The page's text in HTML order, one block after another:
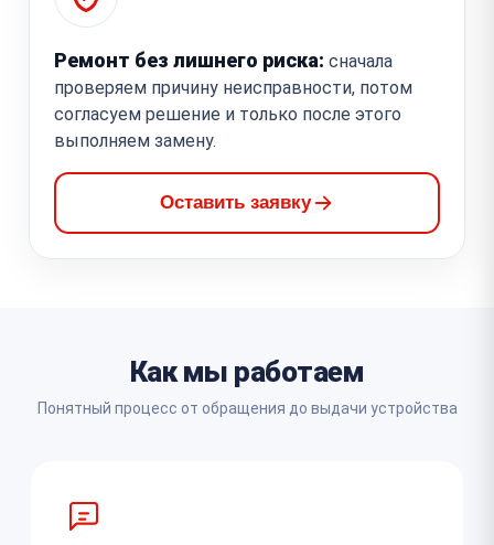
Ремонт без лишнего риска: сначала
проверяем причину неисправности, потом
согласуем решение и только после этого
выполняем замену.
Оставить заявку
Как мы работаем
Понятный процесс от обращения до выдачи устройства